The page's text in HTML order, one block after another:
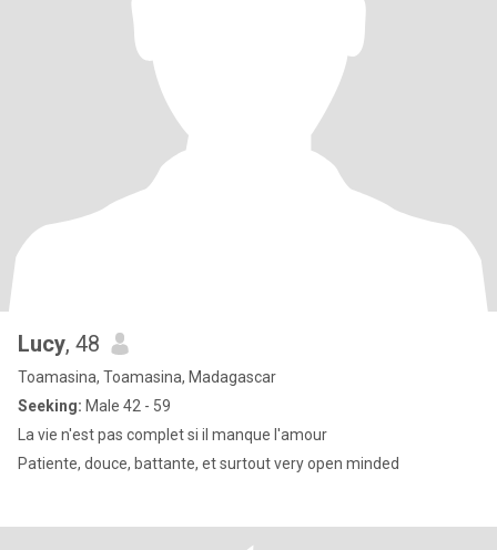
Lucy, 48
Toamasina, Toamasina, Madagascar
Seeking: Male 42 - 59
La vie n'est pas complet si il manque l'amour
Patiente, douce, battante, et surtout very open minded